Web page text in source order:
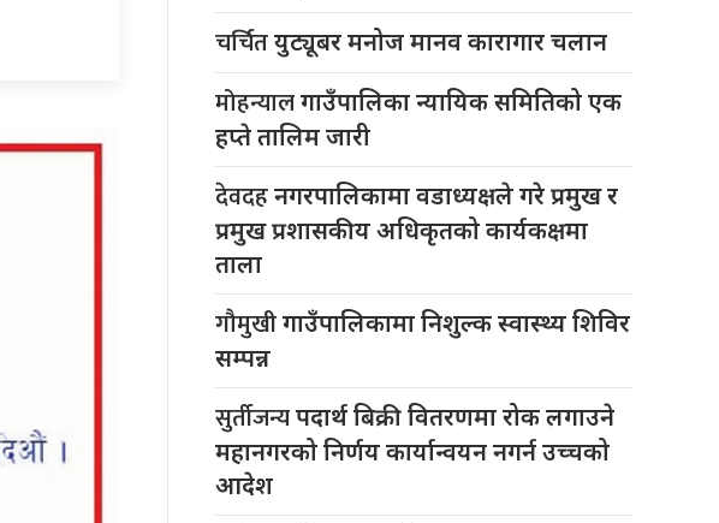
चर्चितयुट्यूबर मनोज मानव कारागार चलान
मोहन्यालगाउँपालिका न्यायिक समितिको एक
हप्ते तालिम जारी
देवदहनगरपालिकामा वडाध्यक्षले गरे प्रमुख र
प्रमुख प्रशासकीय अधिकृतको कार्यकक्षमा
ताला
गौमुखीगाउँपालिकामा निशुल्क स्वास्थ्य शिविर
सम्पन्न
सुर्तीजन्यपदार्थ बिक्री वितरणमा रोक लगाउने
महानगरको निर्णय कार्यान्वयन नगर्न उच्चको
आदेश